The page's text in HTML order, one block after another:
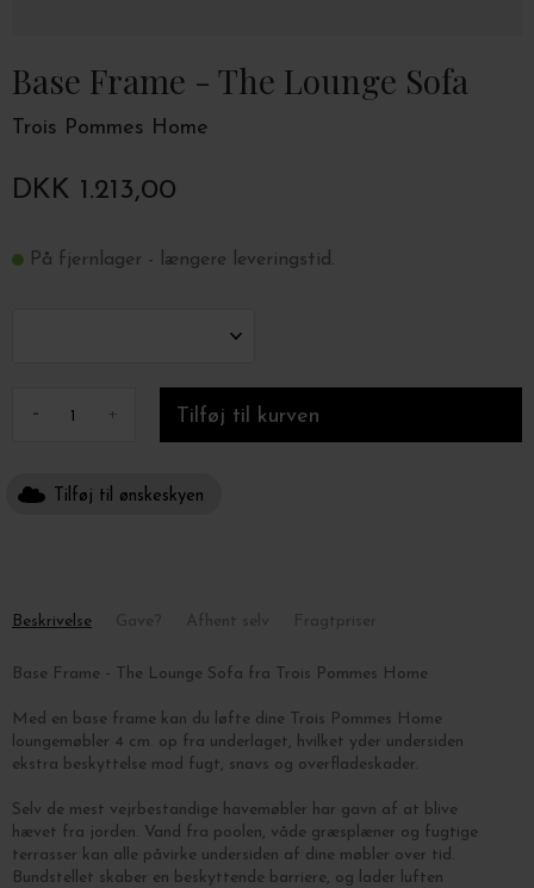
Base Frame - The Lounge Sofa
Trois Pommes Home
DKK 1.213,00
På fjernlager - længere leveringstid.
- +
Tilføj til ønskeskyen
Beskrivelse
Base Frame - The Lounge Sofa fra Trois Pommes Home
Med en base frame kan du løfte dine Trois Pommes Home
loungemøbler 4 cm. op fra underlaget, hvilket yder undersiden
ekstra beskyttelse mod fugt, snavs og overfladeskader.
Selv de mest vejrbestandige havemøbler har gavn af at blive
hævet fra jorden. Vand fra poolen, våde græsplæner og fugtige
terrasser kan alle påvirke undersiden af dine møbler over tid.
Bundstellet skaber en beskyttende barriere, og lader luften